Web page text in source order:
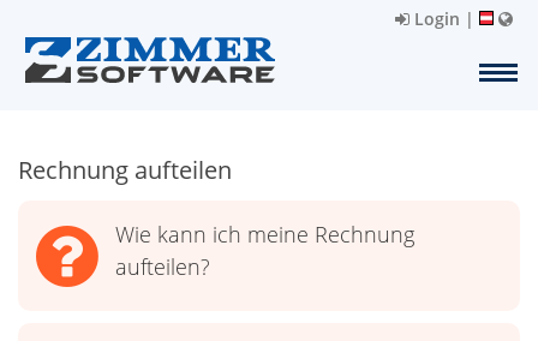
Login |
Rechnung aufteilen
Wie kann ich meine Rechnung
aufteilen?